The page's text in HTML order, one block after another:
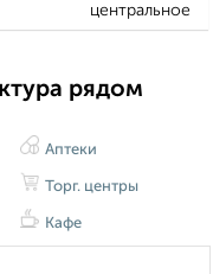
центральное
рядом
Аптеки
Торг. центры
Кафе